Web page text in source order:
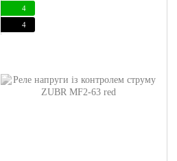
4
4